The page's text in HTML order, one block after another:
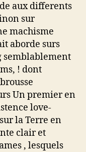
aux differents
sur
machisme
aborde surs
semblablement
! dont
Un premier en
love-
la Terre en
clair et
, lesquels